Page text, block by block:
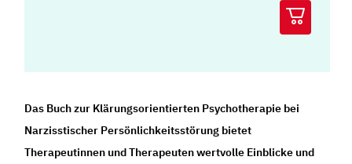
Das Buch zur Klärungsorientierten Psychotherapie bei
Narzisstischer Persönlichkeitsstörung bietet
Therapeutinnen und Therapeuten wertvolle Einblicke und